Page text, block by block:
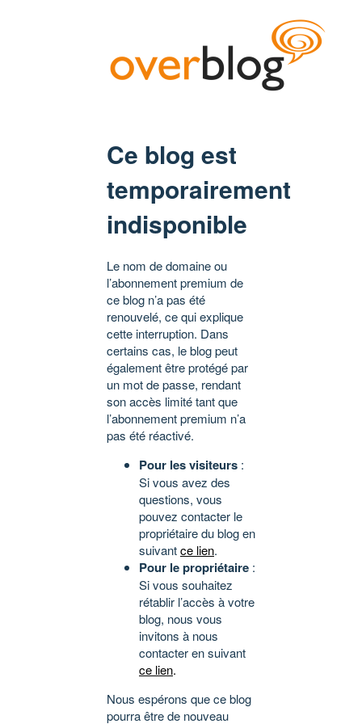
Ce blog est
temporairement
indisponible
Le nom de domaine ou
l’abonnement premium de
ce blog n’a pas été
renouvelé, ce qui explique
cette interruption. Dans
certains cas, le blog peut
également être protégé par
un mot de passe, rendant
son accès limité tant que
l’abonnement premium n’a
pas été réactivé.
Pour les visiteurs :
Si vous avez des
questions, vous
pouvez contacter le
propriétaire du blog en
suivantce lien.
Pour le propriétaire :
Si vous souhaitez
rétablir l’accès à votre
blog, nous vous
invitons à nous
contacter en suivant
ce lien.
Nous espérons que ce blog
pourra être de nouveau